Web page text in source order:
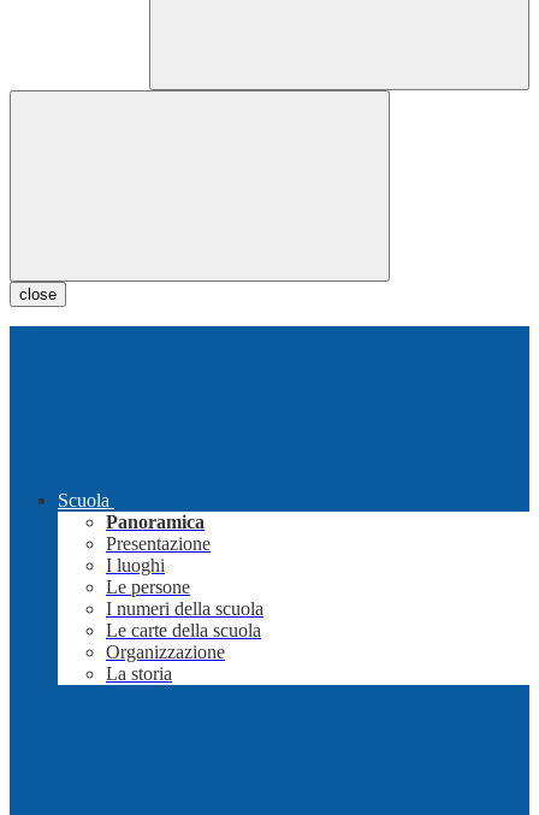
close
Scuola
Panoramica
Presentazione
I luoghi
Le persone
I numeri della scuola
Le carte della scuola
Organizzazione
La storia